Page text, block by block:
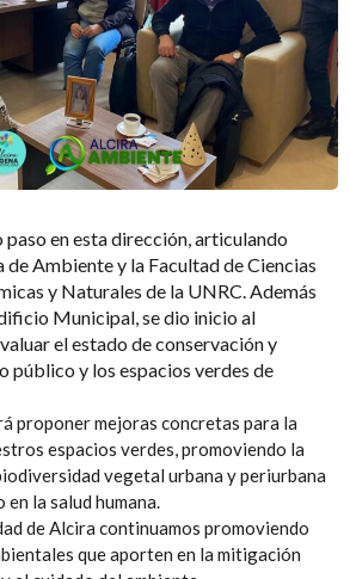
paso en esta dirección, articulando
de Ambiente y la Facultad de Ciencias
y Naturales de la UNRC. Además
Municipal, se dio inicio al
el estado de conservación y
público y los espacios verdes de
proponer mejoras concretas para la
espacios verdes, promoviendo la
vegetal urbana y periurbana
la salud humana.
de Alcira continuamos promoviendo
que aporten en la mitigación